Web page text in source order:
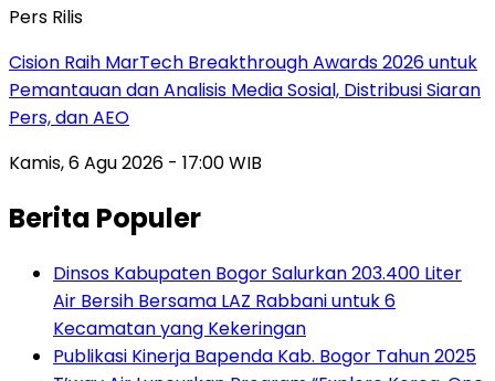
Pers Rilis
Cision Raih MarTech Breakthrough Awards 2026 untuk
Pemantauan dan Analisis Media Sosial, Distribusi Siaran
Pers, dan AEO
Kamis, 6 Agu 2026 - 17:00 WIB
Berita Populer
Dinsos Kabupaten Bogor Salurkan 203.400 Liter
Air Bersih Bersama LAZ Rabbani untuk 6
Kecamatan yang Kekeringan
Publikasi Kinerja Bapenda Kab. Bogor Tahun 2025